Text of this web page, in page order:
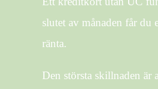
slutet av månaden får du
ränta.
Den största skillnaden